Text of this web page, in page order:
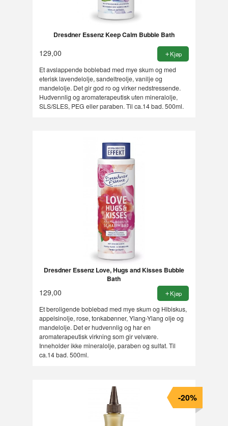
Dresdner Essenz Keep Calm Bubble Bath
129,00 Kjøp
Et avslappende boblebad med mye skum og med
eterisk lavendelolje, sandeltreolje, vanilje og
mandelolje. Det gir god ro og virker nedstressende.
Hudvennlig og aromaterapeutisk uten mineralolje,
SLS/SLES, PEG eller paraben. Til ca.14 bad. 500ml.
Dresdner Essenz Love, Hugs and Kisses Bubble
Bath
129,00 Kjøp
Et beroligende boblebad med mye skum og Hibiskus,
appelsinolje, rose, tonkabønner, Ylang-Ylang olje og
mandelolje. Det er hudvennlig og har en
aromaterapeutisk virkning som gir velvære.
Inneholder ikke mineralolje, paraben og sulfat. Til
ca.14 bad. 500ml.
-20%